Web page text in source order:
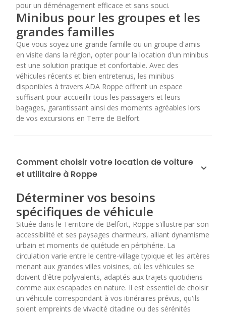
pour un déménagement efficace et sans souci.
Minibus pour les groupes et les
grandes familles
Que vous soyez une grande famille ou un groupe d'amis
en visite dans la région, opter pour la location d'un minibus
est une solution pratique et confortable. Avec des
véhicules récents et bien entretenus, les minibus
disponibles à travers ADA Roppe offrent un espace
suffisant pour accueillir tous les passagers et leurs
bagages, garantissant ainsi des moments agréables lors
de vos excursions en Terre de Belfort.
Comment choisir votre location de voiture
et utilitaire à Roppe
Déterminer vos besoins
spécifiques de véhicule
Située dans le Territoire de Belfort, Roppe s'illustre par son
accessibilité et ses paysages charmeurs, alliant dynamisme
urbain et moments de quiétude en périphérie. La
circulation varie entre le centre-village typique et les artères
menant aux grandes villes voisines, où les véhicules se
doivent d'être polyvalents, adaptés aux trajets quotidiens
comme aux escapades en nature. Il est essentiel de choisir
un véhicule correspondant à vos itinéraires prévus, qu'ils
soient empreints de vivacité citadine ou des sérénités